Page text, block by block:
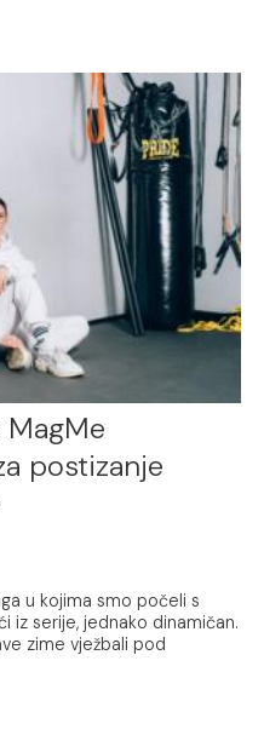
postizanje
u kojima smo počeli s
iz serije, jednako dinamičan.
zime vježbali pod